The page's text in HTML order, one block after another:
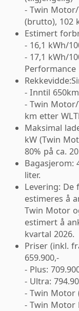
- Twin
(brutto), 102
Estimert
- 16,1 kWh/
- 17,1 kWh/
Performance
- Inntil
- Twin
km etter
Maksimal
kW (Twin
80% på ca.
Bagasjerom:
liter.
Levering: De
estimeres å
Twin Motor
estimert å
kvartal 2026.
Priser (inkl.
659.900,-
- Plus:
- Ultra:
- Twin Motor
- Twin Motor